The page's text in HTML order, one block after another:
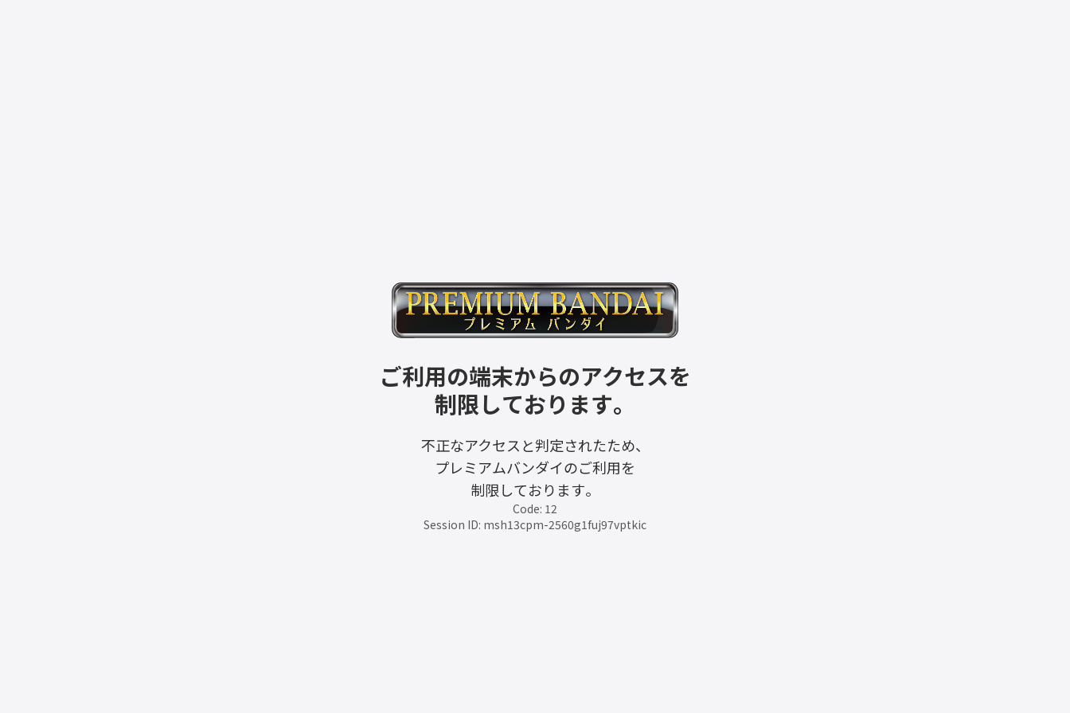
ご利用の端末からのアクセスを
制限しております。
不正なアクセスと判定されたため、
プレミアムバンダイのご利用を
制限しております。
Code: 12
Session ID: msh13cpm-2560g1fuj97vptkic